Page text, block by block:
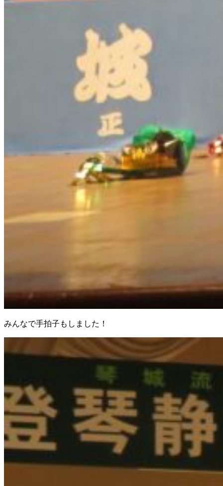
みんなで手拍子もしました！